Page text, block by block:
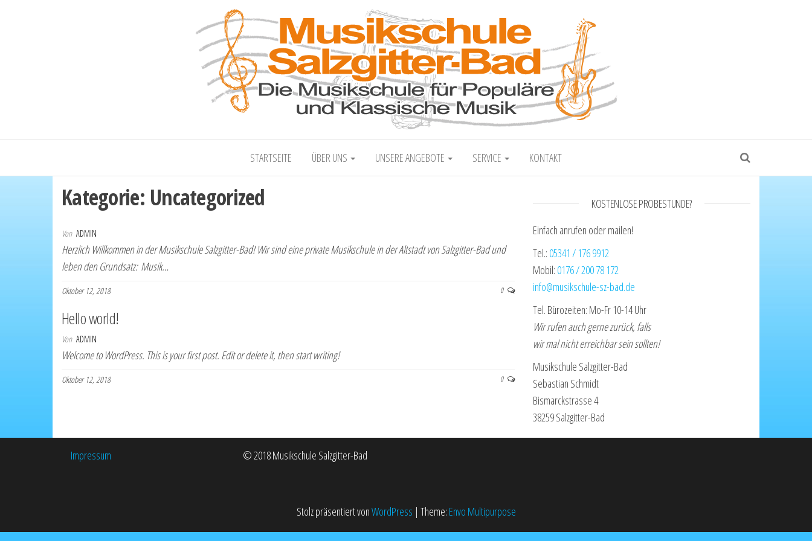
Musikschule Salzgitter-Bad Die Musikschule für populäre und klassische Musik
STARTSEITE ÜBER UNS UNSERE ANGEBOTE SERVICE KONTAKT
Kategorie: Uncategorized
Von ADMIN
Herzlich Willkommen in der Musikschule Salzgitter-Bad! Wir sind eine private Musikschule in der Altstadt von Salzgitter-Bad und
leben den Grundsatz: Musik…
Oktober 12, 2018 0
Hello world!
Von ADMIN
Welcome to WordPress. This is your first post. Edit or delete it, then start writing!
Oktober 12, 2018 0
KOSTENLOSE PROBESTUNDE?
Einfach anrufen oder mailen!
Tel.: 05341 / 176 9912
Mobil: 0176 / 200 78 172
info@musikschule-sz-bad.de
Tel. Bürozeiten: Mo-Fr 10-14 Uhr
Wir rufen auch gerne zurück, falls
wir mal nicht erreichbar sein sollten!
Musikschule Salzgitter-Bad
Sebastian Schmidt
Bismarckstrasse 4
38259 Salzgitter-Bad
Impressum © 2018 Musikschule Salzgitter-Bad
Stolz präsentiert vonWordPress | Theme: Envo Multipurpose